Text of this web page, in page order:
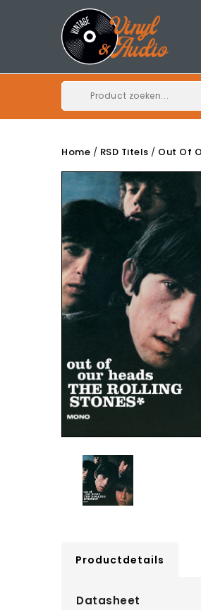
Home RSD Titels Out Of
Productdetails
Datasheet